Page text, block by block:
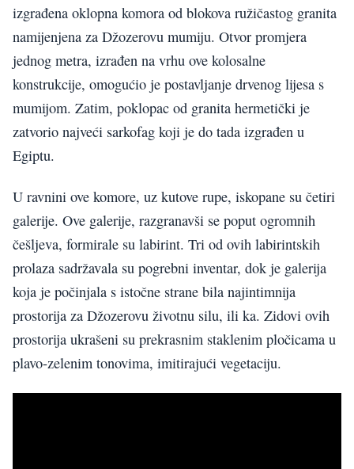
izgrađena oklopna komora od blokova ružičastog granita
namijenjena za Džozerovu mumiju. Otvor promjera
jednog metra, izrađen na vrhu ove kolosalne
konstrukcije, omogućio je postavljanje drvenog lijesa s
mumijom. Zatim, poklopac od granita hermetički je
zatvorio najveći sarkofag koji je do tada izgrađen u
Egiptu.
U ravnini ove komore, uz kutove rupe, iskopane su četiri
galerije. Ove galerije, razgranavši se poput ogromnih
češljeva, formirale su labirint. Tri od ovih labirintskih
prolaza sadržavala su pogrebni inventar, dok je galerija
koja je počinjala s istočne strane bila najintimnija
prostorija za Džozerovu životnu silu, ili ka. Zidovi ovih
prostorija ukrašeni su prekrasnim staklenim pločicama u
plavo-zelenim tonovima, imitirajući vegetaciju.